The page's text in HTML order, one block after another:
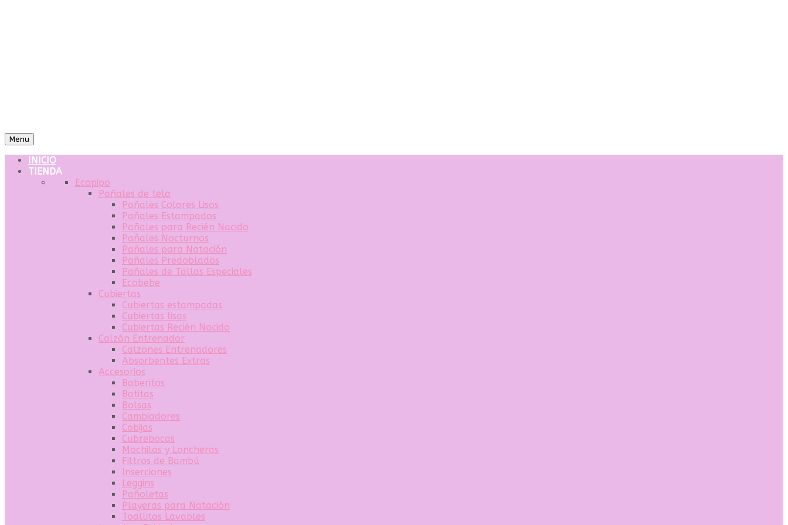
Menu
INICIO
TIENDA
Ecopipo
Pañales de tela
Pañales Colores Lisos
Pañales Estampados
Pañales para Recién Nacido
Pañales Nocturnos
Pañales para Natación
Pañales Predoblados
Pañales de Tallas Especiales
Ecobebe
Cubiertas
Cubiertas estampadas
Cubiertas lisas
Cubiertas Recién Nacido
Calzón Entrenador
Calzones Entrenadores
Absorbentes Extras
Accesorios
Baberitos
Batitas
Bolsas
Cambiadores
Cobijas
Cubrebocas
Mochilas y Loncheras
Filtros de Bambú
Inserciones
Leggins
Pañoletas
Playeras para Natación
Toallitas Lavables